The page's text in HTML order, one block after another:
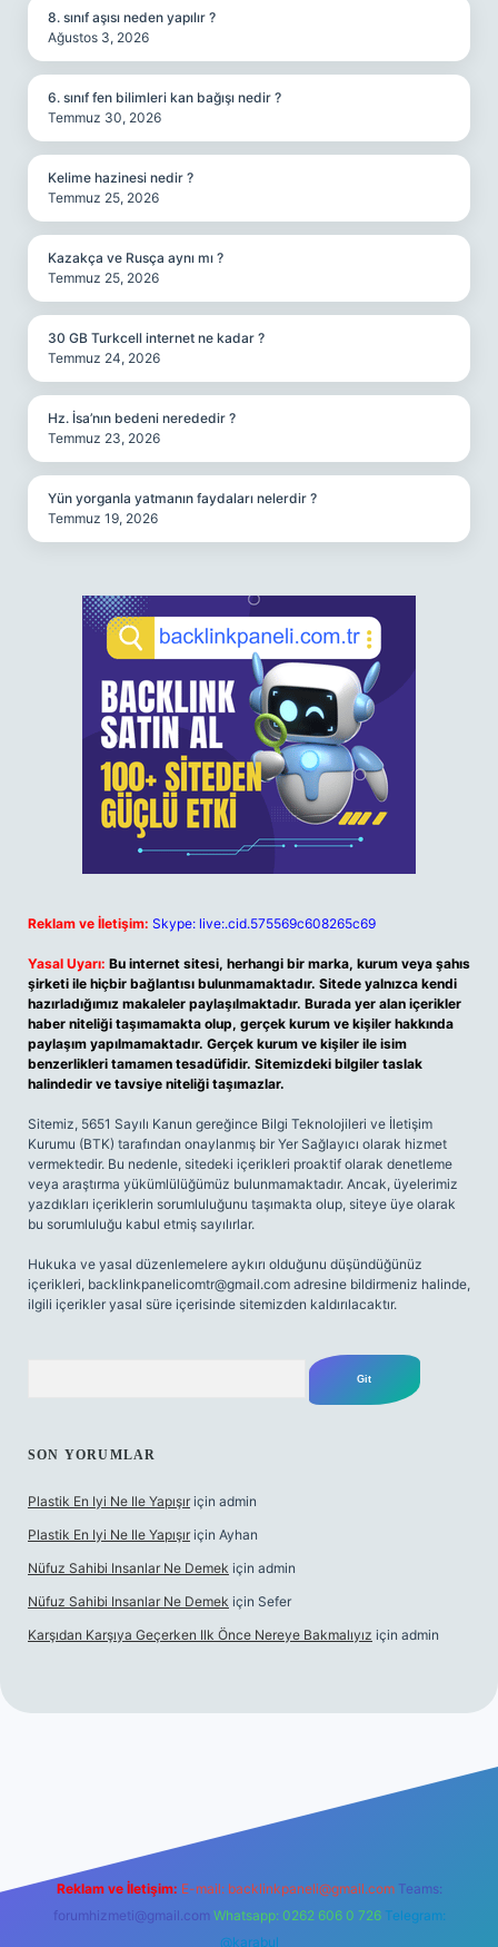
8. sınıf aşısı neden yapılır ?
Ağustos 3, 2026
6. sınıf fen bilimleri kan bağışı nedir ?
Temmuz 30, 2026
Kelime hazinesi nedir ?
Temmuz 25, 2026
Kazakça ve Rusça aynı mı ?
Temmuz 25, 2026
30 GB Turkcell internet ne kadar ?
Temmuz 24, 2026
Hz. İsa’nın bedeni nerededir ?
Temmuz 23, 2026
Yün yorganla yatmanın faydaları nelerdir ?
Temmuz 19, 2026
Reklam ve İletişim: Skype: live:.cid.575569c608265c69
Yasal Uyarı: Bu internet sitesi, herhangi bir marka, kurum veya şahıs
şirketi ile hiçbir bağlantısı bulunmamaktadır. Sitede yalnızca kendi
hazırladığımız makaleler paylaşılmaktadır. Burada yer alan içerikler
haber niteliği taşımamakta olup, gerçek kurum ve kişiler hakkında
paylaşım yapılmamaktadır. Gerçek kurum ve kişiler ile isim
benzerlikleri tamamen tesadüfidir. Sitemizdeki bilgiler taslak
halindedir ve tavsiye niteliği taşımazlar.
Sitemiz, 5651 Sayılı Kanun gereğince Bilgi Teknolojileri ve İletişim
Kurumu (BTK) tarafından onaylanmış bir Yer Sağlayıcı olarak hizmet
vermektedir. Bu nedenle, sitedeki içerikleri proaktif olarak denetleme
veya araştırma yükümlülüğümüz bulunmamaktadır. Ancak, üyelerimiz
yazdıkları içeriklerin sorumluluğunu taşımakta olup, siteye üye olarak
bu sorumluluğu kabul etmiş sayılırlar.
Hukuka ve yasal düzenlemelere aykırı olduğunu düşündüğünüz
içerikleri, backlinkpanelicomtr@gmail.com adresine bildirmeniz halinde,
ilgili içerikler yasal süre içerisinde sitemizden kaldırılacaktır.
SON YORUMLAR
Plastik En Iyi Ne Ile Yapışır için admin
Plastik En Iyi Ne Ile Yapışır için Ayhan
Nüfuz Sahibi Insanlar Ne Demek için admin
Nüfuz Sahibi Insanlar Ne Demek için Sefer
Karşıdan Karşıya Geçerken Ilk Önce Nereye Bakmalıyız için admin
Reklam ve İletişim: E-mail: backlinkpaneli@gmail.com Teams:
forumhizmeti@gmail.com Whatsapp: 0262 606 0 726 Telegram:
@karabul